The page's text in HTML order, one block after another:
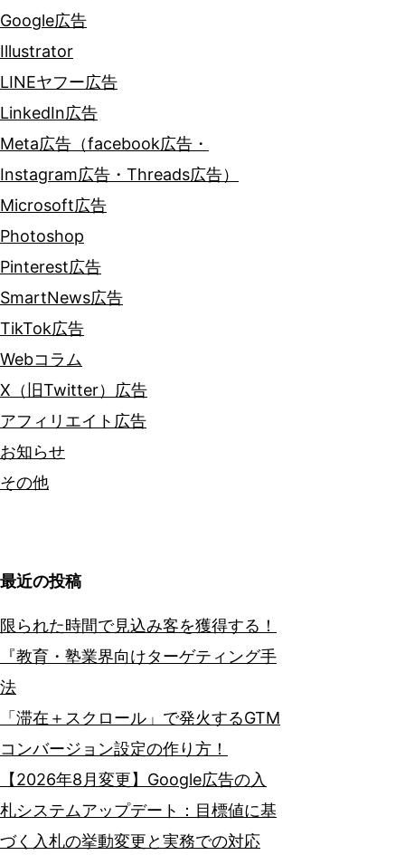
Google広告
Illustrator
LINEヤフー広告
LinkedIn広告
Meta広告（facebook広告・
Instagram広告・Threads広告）
Microsoft広告
Photoshop
Pinterest広告
SmartNews広告
TikTok広告
Webコラム
X（旧Twitter）広告
アフィリエイト広告
お知らせ
その他
最近の投稿
限られた時間で見込み客を獲得する！
『教育・塾業界向けターゲティング手
法
「滞在＋スクロール」で発火するGTM
コンバージョン設定の作り方！
【2026年8月変更】Google広告の入
札システムアップデート：目標値に基
づく入札の挙動変更と実務での対応